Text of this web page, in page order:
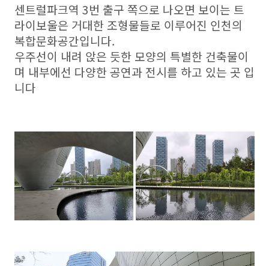
센트럴파크역 3번 출구 쪽으로 나오면 보이는 트
라이보울은 거대한 조형물들로 이루어진 인천의
복합문화공간입니다.
우주선이 내려 앉은 듯한 모양의 특별한 건축물이
며 내부에선 다양한 공연과 전시를 하고 있는 곳 입
니다